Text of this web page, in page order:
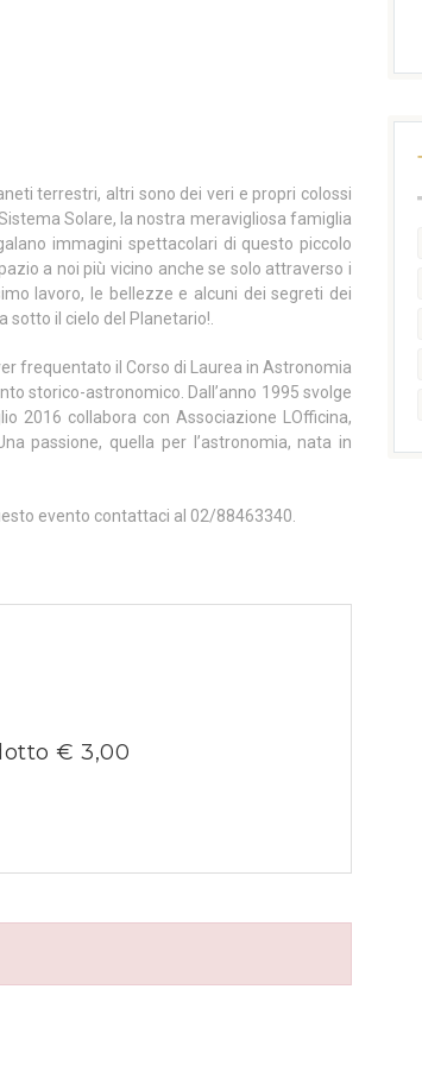
terrestri, altri sono dei veri e propri colossi
Solare, la nostra meravigliosa famiglia
immagini spettacolari di questo piccolo
a noi più vicino anche se solo attraverso i
lavoro, le bellezze e alcuni dei segreti dei
il cielo del Planetario!.
frequentato il Corso di Laurea in Astronomia
storico-astronomico. Dall’anno 1995 svolge
2016 collabora con Associazione LOfficina,
passione, quella per l’astronomia, nata in
evento contattaci al 02/88463340.
€ 3,00